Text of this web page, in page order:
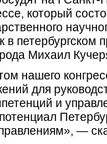
который
в петербургском
Михаил
нашего
для
и
—